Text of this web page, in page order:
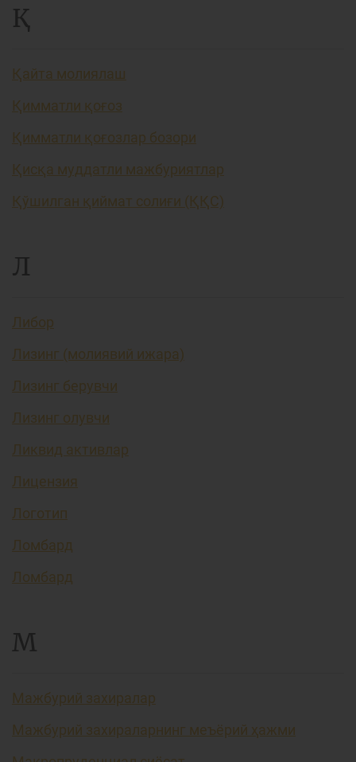
Қ
Қайта молиялаш
Қимматли қоғоз
Қимматли қоғозлар бозори
Қисқа муддатли мажбуриятлар
Қўшилган қиймат солиғи (ҚҚС)
Л
Либор
Лизинг (молиявий ижара)
Лизинг берувчи
Лизинг олувчи
Ликвид активлар
Лицензия
Логотип
Ломбард
Ломбард
М
Мажбурий захиралар
Мажбурий захираларнинг меъёрий ҳажми